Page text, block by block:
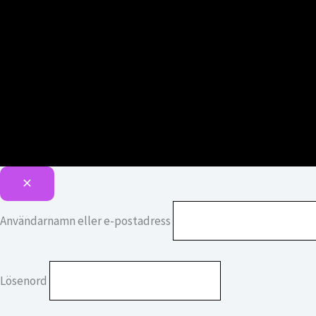
Användarnamn eller e-postadress
Lösenord